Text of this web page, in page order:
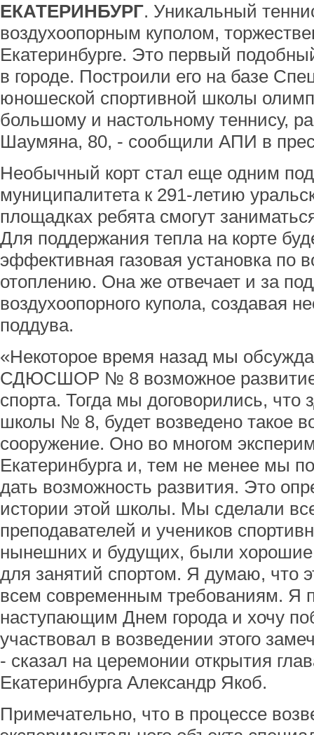
ЕКАТЕРИНБУРГ. Уникальный
воздухоопорным куполом,
Екатеринбурге. Это первый
в городе. Построили его на базе
юношеской спортивной школы
большому и настольному теннису,
Шаумяна, 80, - сообщили АПИ в
Необычный корт стал еще одним
муниципалитета к 291-летию
площадках ребята смогут
Для поддержания тепла на корте
эффективная газовая установка по
отоплению. Она же отвечает и за
воздухоопорного купола, создавая
поддува.
«Некоторое время назад мы
СДЮСШОР № 8 возможное развитие
спорта. Тогда мы договорились, что
школы № 8, будет возведено такое
сооружение. Оно во многом
Екатеринбурга и, тем не менее мы
дать возможность развития. Это
истории этой школы. Мы сделали
преподавателей и учеников
нынешних и будущих, были
для занятий спортом. Я думаю, что
всем современным требованиям. Я
наступающим Днем города и хочу
участвовал в возведении этого
- сказал на церемонии открытия
Екатеринбурга Александр Якоб.
Примечательно, что в процессе